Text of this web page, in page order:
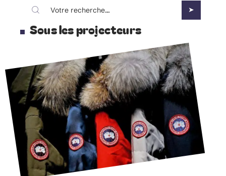
Sous les projecteurs